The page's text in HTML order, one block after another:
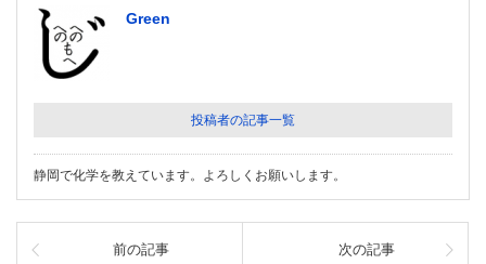
Green
投稿者の記事一覧
静岡で化学を教えています。よろしくお願いします。
前の記事 次の記事